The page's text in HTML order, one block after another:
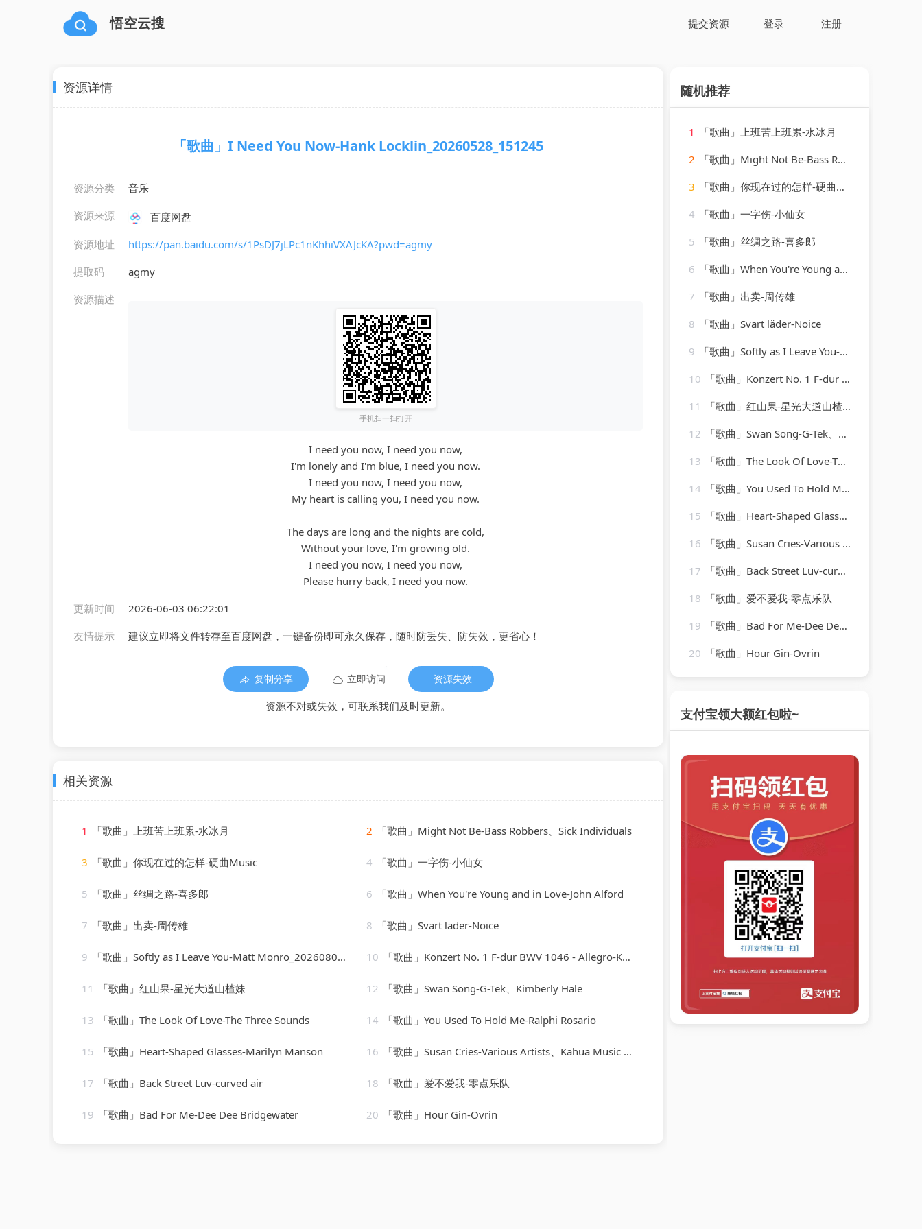
悟空云搜 提交资源 登录 注册
资源详情
「歌曲」I Need You Now-Hank Locklin_20260528_151245
资源分类
音乐
资源来源
百度网盘
资源地址
https://pan.baidu.com/s/1PsDJ7jLPc1nKhhiVXAJcKA?pwd=agmy
提取码
agmy
资源描述
手机扫一扫打开
I need you now, I need you now,
I'm lonely and I'm blue, I need you now.
I need you now, I need you now,
My heart is calling you, I need you now.
The days are long and the nights are cold,
Without your love, I'm growing old.
I need you now, I need you now,
Please hurry back, I need you now.
更新时间
2026-06-03 06:22:01
友情提示
建议立即将文件转存至百度网盘，一键备份即可永久保存，随时防丢失、防失效，更省心！
复制分享 立即访问 资源失效
资源不对或失效，可联系我们及时更新。
相关资源
1 「歌曲」上班苦上班累-水冰月 2 「歌曲」Might Not Be-Bass Robbers、Sick Individuals
3 「歌曲」你现在过的怎样-硬曲Music 4 「歌曲」一字伤-小仙女
5 「歌曲」丝绸之路-喜多郎 6 「歌曲」When You're Young and in Love-John Alford
7 「歌曲」出卖-周传雄 8 「歌曲」Svart läder-Noice
9 「歌曲」Softly as I Leave You-Matt Monro_20260805_113816 10 「歌曲」Konzert No. 1 F-dur BWV 1046 - Allegro-Karl Richter、The Munich Philharmonic Orchestra
11 「歌曲」红山果-星光大道山楂妹 12 「歌曲」Swan Song-G-Tek、Kimberly Hale
13 「歌曲」The Look Of Love-The Three Sounds 14 「歌曲」You Used To Hold Me-Ralphi Rosario
15 「歌曲」Heart-Shaped Glasses-Marilyn Manson 16 「歌曲」Susan Cries-Various Artists、Kahua Music Ltd、Matthew Loots、Matthew Prehn
17 「歌曲」Back Street Luv-curved air 18 「歌曲」爱不爱我-零点乐队
19 「歌曲」Bad For Me-Dee Dee Bridgewater 20 「歌曲」Hour Gin-Ovrin
随机推荐
1
「歌曲」上班苦上班累-水冰月
2
「歌曲」Might Not Be-Bass Robbers、Sick Individuals
3
「歌曲」你现在过的怎样-硬曲Music
4
「歌曲」一字伤-小仙女
5
「歌曲」丝绸之路-喜多郎
6
「歌曲」When You're Young and in Love-John Alford
7
「歌曲」出卖-周传雄
8
「歌曲」Svart läder-Noice
9
「歌曲」Softly as I Leave You-Matt Monro_20260805_113816
10
「歌曲」Konzert No. 1 F-dur BWV 1046 - Allegro-Karl Richter、The Munich Philharmonic Orchestra
11
「歌曲」红山果-星光大道山楂妹
12
「歌曲」Swan Song-G-Tek、Kimberly Hale
13
「歌曲」The Look Of Love-The Three Sounds
14
「歌曲」You Used To Hold Me-Ralphi Rosario
15
「歌曲」Heart-Shaped Glasses-Marilyn Manson
16
「歌曲」Susan Cries-Various Artists、Kahua Music Ltd、Matthew Loots、Matthew Prehn
17
「歌曲」Back Street Luv-curved air
18
「歌曲」爱不爱我-零点乐队
19
「歌曲」Bad For Me-Dee Dee Bridgewater
20
「歌曲」Hour Gin-Ovrin
支付宝领大额红包啦~